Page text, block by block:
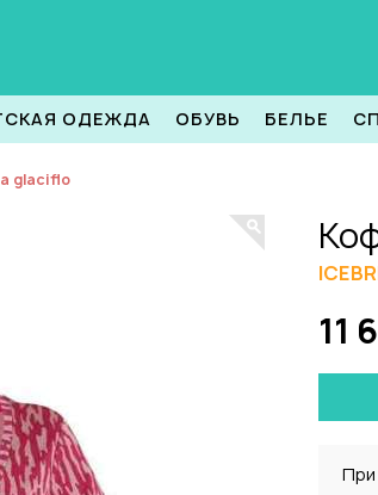
ОДЕЖДА ОБУВЬ БЕЛЬЕ
glaciflo
11
При